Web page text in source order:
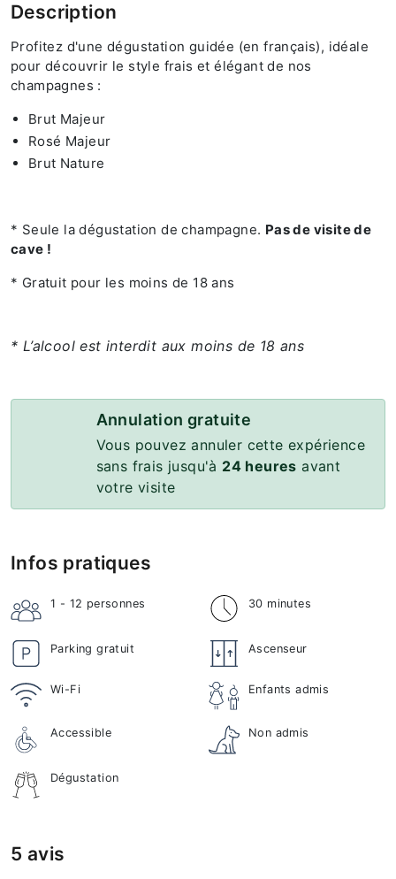
Description
Profitez d'une dégustation guidée (en français), idéale
pour découvrir le style frais et élégant de nos
champagnes :
Brut Majeur
Rosé Majeur
Brut Nature
* Seule la dégustation de champagne. Pas de visite de
cave !
* Gratuit pour les moins de 18 ans
* L’alcool est interdit aux moins de 18 ans
Annulation gratuite
Vous pouvez annuler cette expérience
sans frais jusqu'à 24 heures avant
votre visite
Infos pratiques
1 - 12 personnes 30 minutes
Parking gratuit Ascenseur
Wi-Fi Enfants admis
Accessible Non admis
Dégustation
5 avis